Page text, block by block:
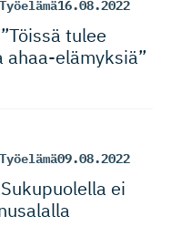
Työelämä16.08.2022
tulee
elämyksiä”
Työelämä09.08.2022
ei